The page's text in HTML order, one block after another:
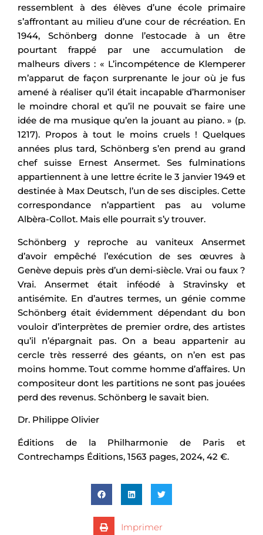
ressemblent à des élèves d’une école primaire
s’affrontant au milieu d’une cour de récréation. En
1944, Schönberg donne l’estocade à un être
pourtant frappé par une accumulation de
malheurs divers : « L’incompétence de Klemperer
m’apparut de façon surprenante le jour où je fus
amené à réaliser qu’il était incapable d’harmoniser
le moindre choral et qu’il ne pouvait se faire une
idée de ma musique qu’en la jouant au piano. » (p.
1217). Propos à tout le moins cruels ! Quelques
années plus tard, Schönberg s’en prend au grand
chef suisse Ernest Ansermet. Ses fulminations
appartiennent à une lettre écrite le 3 janvier 1949 et
destinée à Max Deutsch, l’un de ses disciples. Cette
correspondance n’appartient pas au volume
Albèra-Collot. Mais elle pourrait s’y trouver.
Schönberg y reproche au vaniteux Ansermet
d’avoir empêché l’exécution de ses œuvres à
Genève depuis près d’un demi-siècle. Vrai ou faux ?
Vrai. Ansermet était inféodé à Stravinsky et
antisémite. En d’autres termes, un génie comme
Schönberg était évidemment dépendant du bon
vouloir d’interprètes de premier ordre, des artistes
qu’il n’épargnait pas. On a beau appartenir au
cercle très resserré des géants, on n’en est pas
moins homme. Tout comme homme d’affaires. Un
compositeur dont les partitions ne sont pas jouées
perd des revenus. Schönberg le savait bien.
Dr. Philippe Olivier
Éditions de la Philharmonie de Paris et
Contrechamps Éditions, 1563 pages, 2024, 42 €.
Imprimer